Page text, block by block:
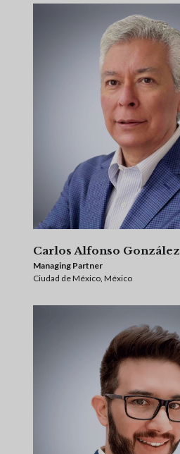
Carlos Alfonso González
Managing Partner
Ciudad de México, México